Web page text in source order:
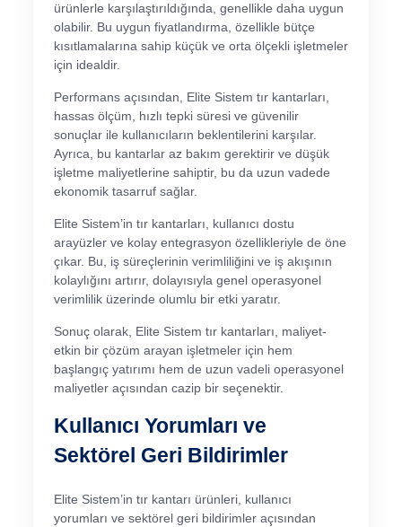
ürünlerle karşılaştırıldığında, genellikle daha uygun
olabilir. Bu uygun fiyatlandırma, özellikle bütçe
kısıtlamalarına sahip küçük ve orta ölçekli işletmeler
için idealdir.
Performans açısından, Elite Sistem tır kantarları,
hassas ölçüm, hızlı tepki süresi ve güvenilir
sonuçlar ile kullanıcıların beklentilerini karşılar.
Ayrıca, bu kantarlar az bakım gerektirir ve düşük
işletme maliyetlerine sahiptir, bu da uzun vadede
ekonomik tasarruf sağlar.
Elite Sistem’in tır kantarları, kullanıcı dostu
arayüzler ve kolay entegrasyon özellikleriyle de öne
çıkar. Bu, iş süreçlerinin verimliliğini ve iş akışının
kolaylığını artırır, dolayısıyla genel operasyonel
verimlilik üzerinde olumlu bir etki yaratır.
Sonuç olarak, Elite Sistem tır kantarları, maliyet-
etkin bir çözüm arayan işletmeler için hem
başlangıç yatırımı hem de uzun vadeli operasyonel
maliyetler açısından cazip bir seçenektir.
Kullanıcı Yorumları ve
Sektörel Geri Bildirimler
Elite Sistem’in tır kantarı ürünleri, kullanıcı
yorumları ve sektörel geri bildirimler açısından